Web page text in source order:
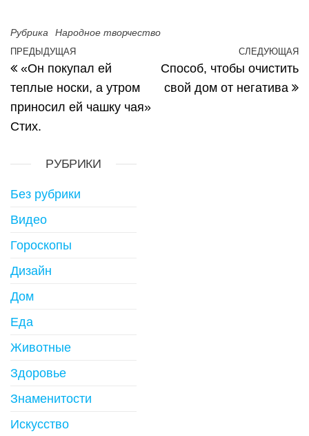
Рубрика Народное творчество
Навигация по записям
Предыдущая запись
ПРЕДЫДУЩАЯ
«Он покупал ей
теплые носки, а утром
приносил ей чашку чая»
Стих.
СЛЕДУЮЩАЯ
Способ, чтобы очистить
свой дом от негатива
РУБРИКИ
Без рубрики
Видео
Гороскопы
Дизайн
Дом
Еда
Животные
Здоровье
Знаменитости
Искусство